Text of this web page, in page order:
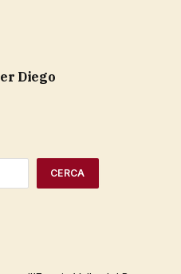
Diego
CERCA